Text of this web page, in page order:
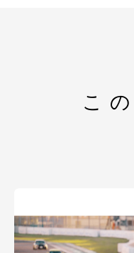
https://
（２）オンラインによ
『自治体マイページ
ンライン申請をお願い
申請時に必要となる
に記載の「注文番号」
※寄附データ取込のタ
なお、一度、オンライ
には、寄附証明書（ハ
ので、引き続き、『自
こ